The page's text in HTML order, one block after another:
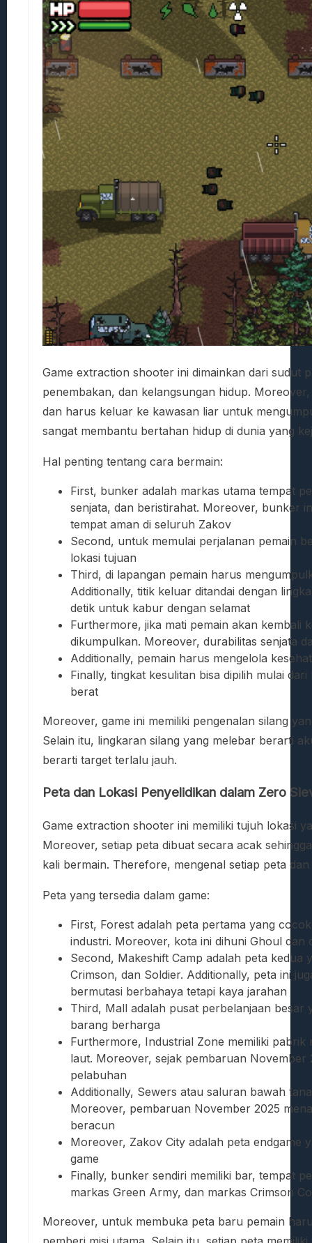
Game extraction shooter ini dimainkan dari sudut
penembakan, dan kelangsungan hidup.
dan harus keluar ke kawasan liar untuk
sangat membantu bertahan hidup di dunia yang
Hal penting tentang cara bermain:
First, bunker adalah markas utama tempat
senjata, dan beristirahat. Moreover, bunker
tempat aman di seluruh Zakov
Second, untuk memulai perjalanan pemain
lokasi tujuan
Third, di lapangan pemain harus
Additionally, titik keluar ditandai dengan
detik untuk kabur dengan selamat
Furthermore, jika mati pemain akan kembali
dikumpulkan. Moreover, durabilitas senjata
Additionally, pemain harus mengelola
Finally, tingkat kesulitan bisa dipilih mulai
berat
Moreover, game ini memiliki pengenalan silang
Selain itu, lingkaran silang yang melebar berarti
berarti target terlalu jauh.
Peta dan Lokasi Penyelidikan dalam Zero
Game extraction shooter ini memiliki tujuh lokasi
Moreover, setiap peta dibuat secara acak
kali bermain. Therefore, mengenal setiap peta
Peta yang tersedia dalam game:
First, Forest adalah peta pertama yang
industri. Moreover, kota ini dihuni Ghoul
Second, Makeshift Camp adalah peta
Crimson, dan Soldier. Additionally, peta ini
bermutasi berbahaya tetapi kaya jarahan
Third, Mall adalah pusat perbelanjaan besar
barang berharga
Furthermore, Industrial Zone memiliki
laut. Moreover, sejak pembaruan
pelabuhan
Additionally, Sewers atau saluran bawah
Moreover, pembaruan November 2025
beracun
Moreover, Zakov City adalah peta endgame
game
Finally, bunker sendiri memiliki bar, tempat
markas Green Army, dan markas Crimson
Moreover, untuk membuka peta baru pemain